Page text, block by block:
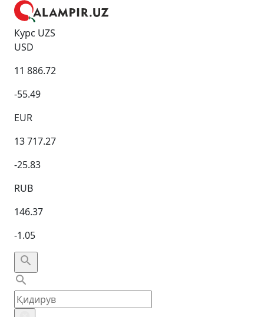
Курс UZS
USD
11 886.72
-55.49
EUR
13 717.27
-25.83
RUB
146.37
-1.05